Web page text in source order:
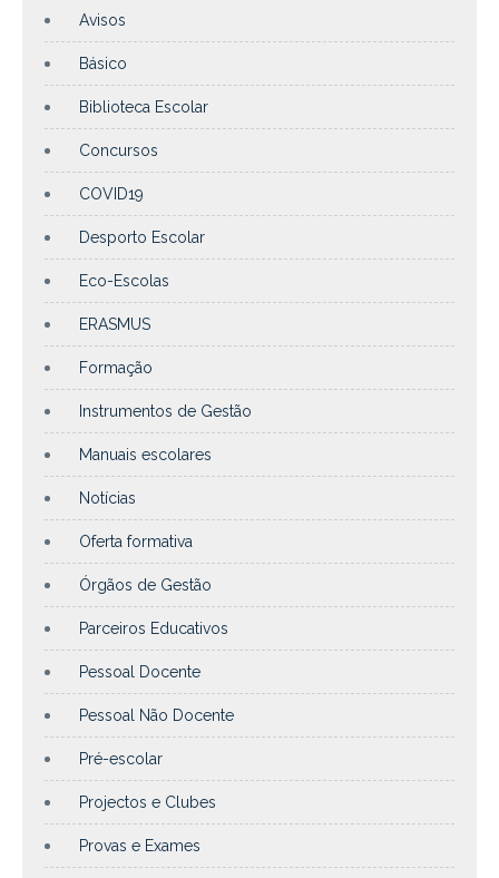
Avisos
Básico
Biblioteca Escolar
Concursos
COVID19
Desporto Escolar
Eco-Escolas
ERASMUS
Formação
Instrumentos de Gestão
Manuais escolares
Notícias
Oferta formativa
Órgãos de Gestão
Parceiros Educativos
Pessoal Docente
Pessoal Não Docente
Pré-escolar
Projectos e Clubes
Provas e Exames